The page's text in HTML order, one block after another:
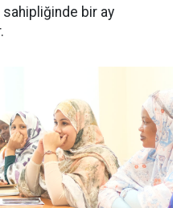
sahipliğinde bir ay